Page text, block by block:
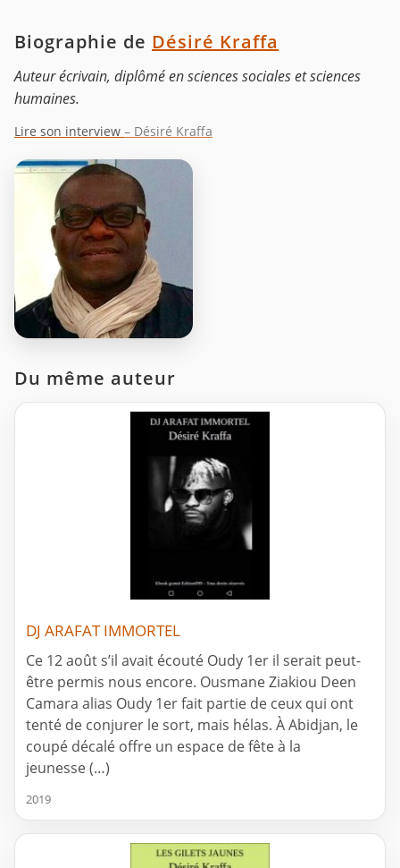
Biographie de Désiré Kraffa
Auteur écrivain, diplômé en sciences sociales et sciences
humaines.
Lire son interview – Désiré Kraffa
Du même auteur
DJ ARAFAT IMMORTEL
Ce 12 août s’il avait écouté Oudy 1er il serait peut-
être permis nous encore. Ousmane Ziakiou Deen
Camara alias Oudy 1er fait partie de ceux qui ont
tenté de conjurer le sort, mais hélas. À Abidjan, le
coupé décalé offre un espace de fête à la
jeunesse (…)
2019